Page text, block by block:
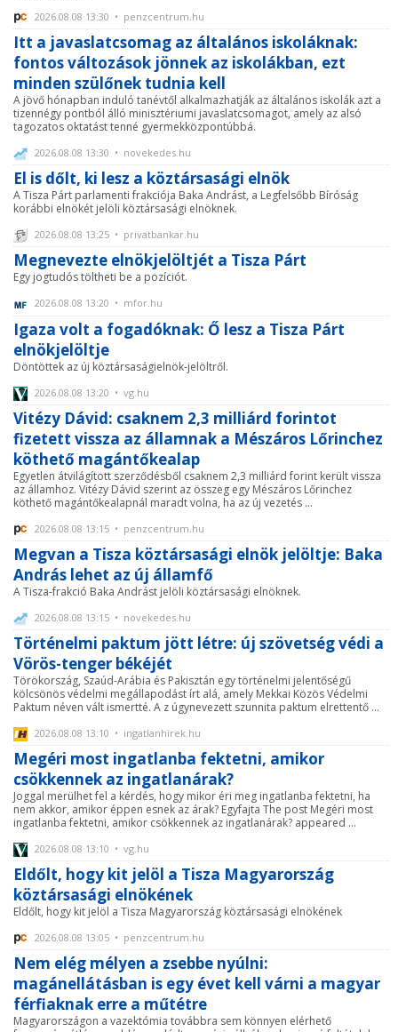
2026.08.08 13:30 • penzcentrum.hu
Itt a javaslatcsomag az általános iskoláknak:
fontos változások jönnek az iskolákban, ezt
minden szülőnek tudnia kell
A jövő hónapban induló tanévtől alkalmazhatják az általános iskolák azt a
tizennégy pontból álló minisztériumi javaslatcsomagot, amely az alsó
tagozatos oktatást tenné gyermekközpontúbbá.
2026.08.08 13:30 • novekedes.hu
El is dőlt, ki lesz a köztársasági elnök
A Tisza Párt parlamenti frakciója Baka Andrást, a Legfelsőbb Bíróság
korábbi elnökét jelöli köztársasági elnöknek.
2026.08.08 13:25 • privatbankar.hu
Megnevezte elnökjelöltjét a Tisza Párt
Egy jogtudós töltheti be a pozíciót.
2026.08.08 13:20 • mfor.hu
Igaza volt a fogadóknak: Ő lesz a Tisza Párt
elnökjelöltje
Döntöttek az új köztársaságielnök-jelöltről.
2026.08.08 13:20 • vg.hu
Vitézy Dávid: csaknem 2,3 milliárd forintot
fizetett vissza az államnak a Mészáros Lőrinchez
köthető magántőkealap
Egyetlen átvilágított szerződésből csaknem 2,3 milliárd forint került vissza
az államhoz. Vitézy Dávid szerint az összeg egy Mészáros Lőrinchez
köthető magántőkealapnál maradt volna, ha az új vezetés ...
2026.08.08 13:15 • penzcentrum.hu
Megvan a Tisza köztársasági elnök jelöltje: Baka
András lehet az új államfő
A Tisza-frakció Baka Andrást jelöli köztársasági elnöknek.
2026.08.08 13:15 • novekedes.hu
Történelmi paktum jött létre: új szövetség védi a
Vörös-tenger békéjét
Törökország, Szaúd-Arábia és Pakisztán egy történelmi jelentőségű
kölcsönös védelmi megállapodást írt alá, amely Mekkai Közös Védelmi
Paktum néven vált ismertté. A z úgynevezett szunnita paktum elrettentő ...
2026.08.08 13:10 • ingatlanhirek.hu
Megéri most ingatlanba fektetni, amikor
csökkennek az ingatlanárak?
Joggal merülhet fel a kérdés, hogy mikor éri meg ingatlanba fektetni, ha
nem akkor, amikor éppen esnek az árak? Egyfajta The post Megéri most
ingatlanba fektetni, amikor csökkennek az ingatlanárak? appeared ...
2026.08.08 13:10 • vg.hu
Eldőlt, hogy kit jelöl a Tisza Magyarország
köztársasági elnökének
Eldőlt, hogy kit jelöl a Tisza Magyarország köztársasági elnökének
2026.08.08 13:05 • penzcentrum.hu
Nem elég mélyen a zsebbe nyúlni:
magánellátásban is egy évet kell várni a magyar
férfiaknak erre a műtétre
Magyarországon a vazektómia továbbra sem könnyen elérhető